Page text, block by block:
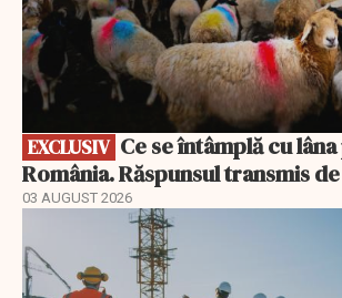
EXCLUSIV
România. Răspunsul transmis de
03 AUGUST 2026